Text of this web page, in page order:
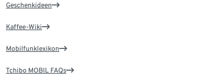
Geschenkideen
Kaffee-Wiki
Mobilfunklexikon
Tchibo MOBIL FAQs